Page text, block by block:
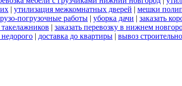
| утилизация межкомнатных дверей | мешки
погрузочные работы | уборка дачи | заказать
такелажников | заказать перевозку в нижнем
| доставка до квартиры | вывоз